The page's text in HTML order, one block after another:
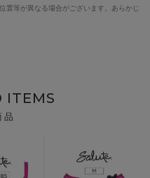
置等が異なる場合がございます。あらかじ
ITEMS
品